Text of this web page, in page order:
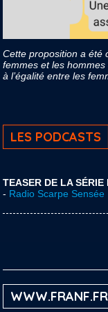
Cette proposition a été
femmes et les
à l’égalité entre les
LES PODCASTS
TEASER DE LA
- Radio Scarpe Sensée
WWW.FRANF.FR